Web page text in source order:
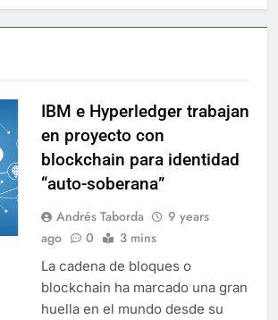
IBM e Hyperledger trabajan
en proyecto con
blockchain para identidad
“auto-soberana”
Andrés Taborda
9 years
ago
0 3 mins
La cadena de bloques o
blockchain ha marcado una gran
huella en el mundo desde su